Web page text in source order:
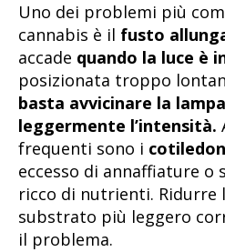
Uno dei problemi più
cannabis è il fusto
accade quando la luce è
posizionata troppo
basta avvicinare la
leggermente l’intensità.
frequenti sono i
eccesso di annaffiature
ricco di nutrienti. Ridurre
substrato più leggero
il problema.